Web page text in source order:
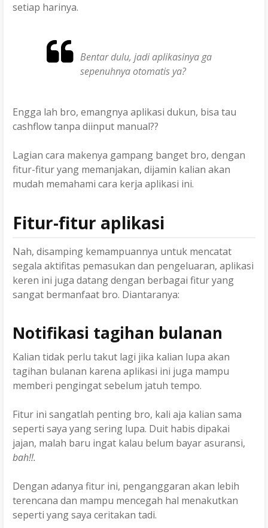
setiap harinya.
Bentar dulu, jadi aplikasinya ga
sepenuhnya otomatis ya?
Engga lah bro, emangnya aplikasi dukun, bisa tau
cashflow tanpa diinput manual??
Lagian cara makenya gampang banget bro, dengan
fitur-fitur yang memanjakan, dijamin kalian akan
mudah memahami cara kerja aplikasi ini.
Fitur-fitur aplikasi
Nah, disamping kemampuannya untuk mencatat
segala aktifitas pemasukan dan pengeluaran, aplikasi
keren ini juga datang dengan berbagai fitur yang
sangat bermanfaat bro. Diantaranya:
Notifikasi tagihan bulanan
Kalian tidak perlu takut lagi jika kalian lupa akan
tagihan bulanan karena aplikasi ini juga mampu
memberi pengingat sebelum jatuh tempo.
Fitur ini sangatlah penting bro, kali aja kalian sama
seperti saya yang sering lupa. Duit habis dipakai
jajan, malah baru ingat kalau belum bayar asuransi,
bah!!.
Dengan adanya fitur ini, penganggaran akan lebih
terencana dan mampu mencegah hal menakutkan
seperti yang saya ceritakan tadi.